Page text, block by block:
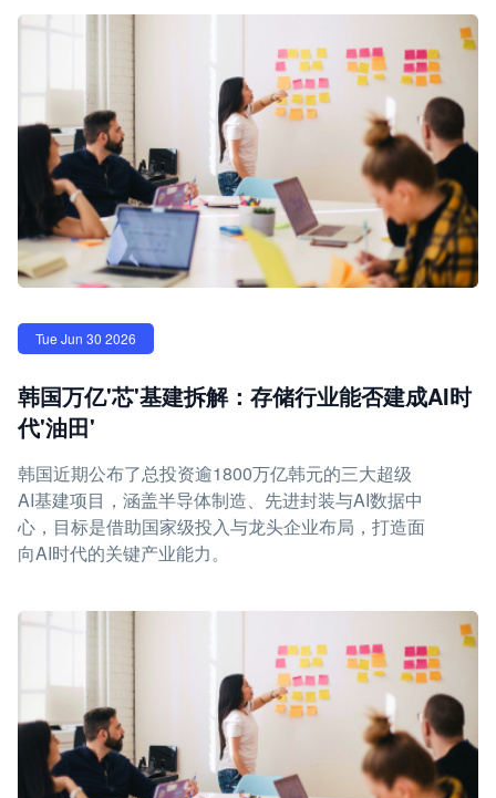
Tue Jun 30 2026
韩国万亿'芯'基建拆解：存储行业能否建成AI时
代'油田'
韩国近期公布了总投资逾1800万亿韩元的三大超级
AI基建项目，涵盖半导体制造、先进封装与AI数据中
心，目标是借助国家级投入与龙头企业布局，打造面
向AI时代的关键产业能力。